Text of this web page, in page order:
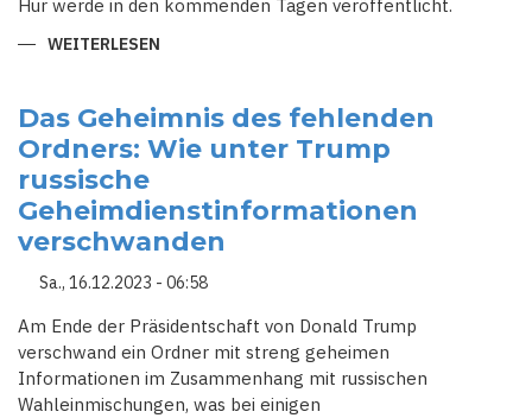
Hur werde in den kommenden Tagen veröffentlicht.
WEITERLESEN
DOKUMENTENAFFÄRE
NICHT
MIT
ANKLAGE
Das Geheimnis des fehlenden
Ordners: Wie unter Trump
russische
Geheimdienstinformationen
verschwanden
Sa., 16.12.2023 - 06:58
Am Ende der Präsidentschaft von Donald Trump
verschwand ein Ordner mit streng geheimen
Informationen im Zusammenhang mit russischen
Wahleinmischungen, was bei einigen